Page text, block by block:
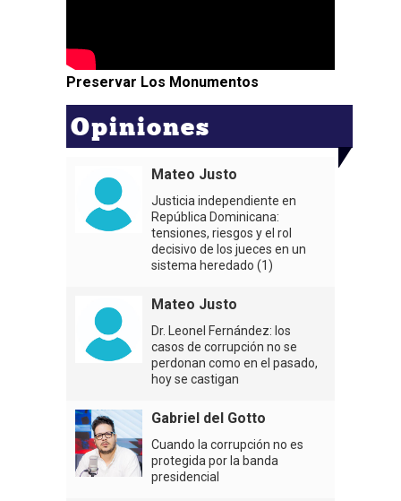
Preservar Los Monumentos
Opiniones
Mateo Justo
Justicia independiente en
República Dominicana:
tensiones, riesgos y el rol
decisivo de los jueces en un
sistema heredado (1)
Mateo Justo
Dr. Leonel Fernández: los
casos de corrupción no se
perdonan como en el pasado,
hoy se castigan
Gabriel del Gotto
Cuando la corrupción no es
protegida por la banda
presidencial